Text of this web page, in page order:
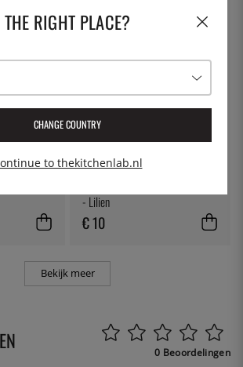
LILIEN
- Lilien
€ 10
Bekijk meer
0 Beoordelingen
RIGHT PLACE?
CHANGE COUNTRY
to thekitchenlab.nl